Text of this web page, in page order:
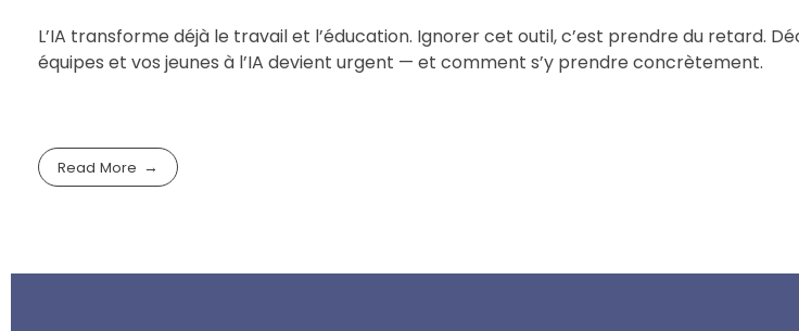
L’IA transforme déjà le travail et l’éducation. Ignorer cet outil, c’est prendre du retard.
équipes et vos jeunes à l’IA devient urgent — et comment s’y prendre concrètement.
Read More